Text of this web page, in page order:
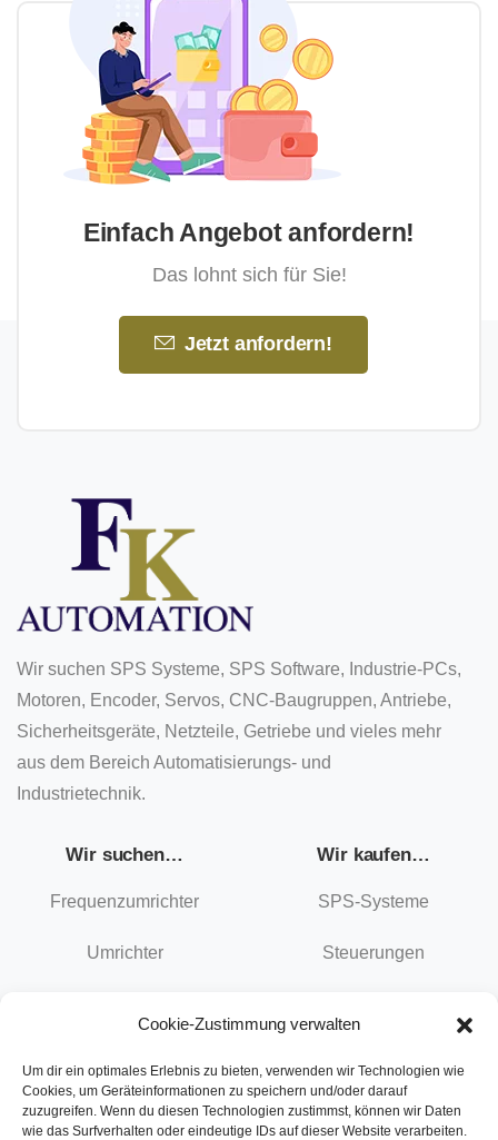
Cookie-Zustimmung verwalten
Um dir ein optimales Erlebnis zu bieten, verwenden wir Technologien wie
Cookies, um Geräteinformationen zu speichern und/oder darauf
zuzugreifen. Wenn du diesen Technologien zustimmst, können wir Daten
wie das Surfverhalten oder eindeutige IDs auf dieser Website verarbeiten.
Einfach Angebot anfordern!
Das lohnt sich für Sie!
Jetzt anfordern!
Wir suchen SPS Systeme, SPS Software, Industrie-PCs,
Motoren, Encoder, Servos, CNC-Baugruppen, Antriebe,
Sicherheitsgeräte, Netzteile, Getriebe und vieles mehr
aus dem Bereich Automatisierungs- und
Industrietechnik.
Wir suchen…
Frequenzumrichter
Umrichter
Wir kaufen…
SPS-Systeme
Steuerungen
Ankauf von … Verkaufen Sie uns…